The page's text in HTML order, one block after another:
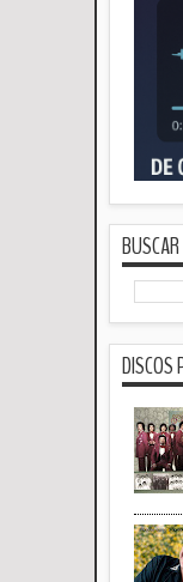
BUSCAR
DISCOS